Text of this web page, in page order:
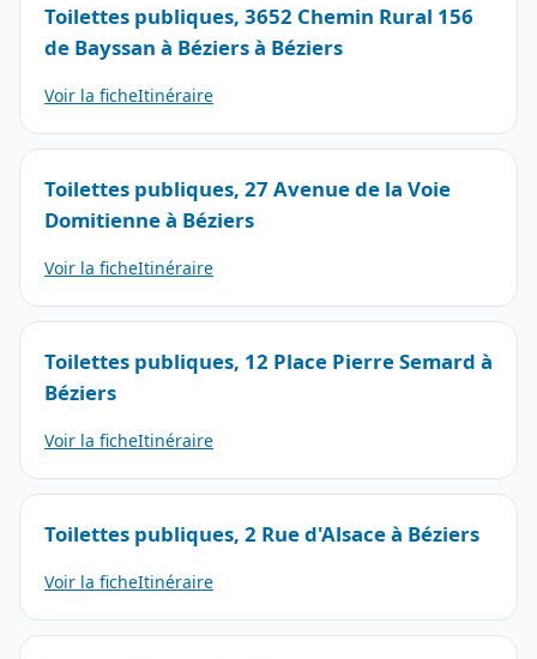
Toilettes publiques, 3652 Chemin Rural 156
de Bayssan à Béziers à Béziers
Voir la ficheItinéraire
Toilettes publiques, 27 Avenue de la Voie
Domitienne à Béziers
Voir la ficheItinéraire
Toilettes publiques, 12 Place Pierre Semard à
Béziers
Voir la ficheItinéraire
Toilettes publiques, 2 Rue d'Alsace à Béziers
Voir la ficheItinéraire